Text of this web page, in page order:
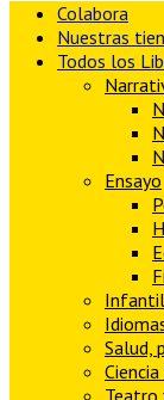
Colabora
Nuestras
Todos los
Ensayo
Salud,
Teatro